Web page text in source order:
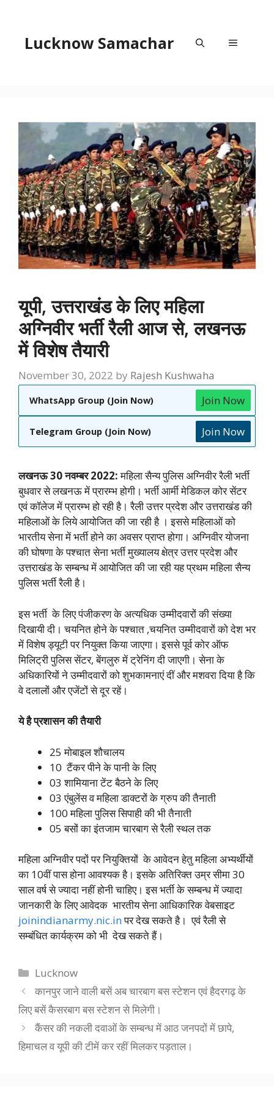
contentLucknow Samachar Menu
यूपी, उत्तराखंड के लिए महिला
अग्निवीर भर्ती रैली आज से, लखनऊ
में विशेष तैयारी
November 30, 2022 by Rajesh Kushwaha
WhatsApp Group (Join Now) Join Now
Telegram Group (Join Now) Join Now
लखनऊ 30 नवम्बर 2022:महिला सैन्य पुलिस अग्निवीर रैली भर्ती
बुधवार से लखनऊ में प्रारम्भ होगी। भर्ती आर्मी मेडिकल कोर सेंटर
एवं कॉलेज में प्रारम्भ होरही है। रैली उत्तर प्रदेश और उत्तराखंड की
महिलाओं के लिये आयोजित की जा रही है । इससे महिलाओं को
भारतीय सेना में भर्ती होने का अवसरप्राप्त होगा। अग्निवीर योजना
की घोषणा के पश्चात सेना भर्ती मुख्यालय क्षेत्र उत्तर प्रदेश और
उत्तराखंड के सम्बन्ध में आयोजित कीजा रही यह प्रथम महिला सैन्य
पुलिस भर्ती रैली है।
इस भर्ती के लिए पंजीकरण के अत्यधिक उम्मीदवारों की संख्या
दिखायी दी। चयनित होने के पश्चात ,चयनित उम्मीदवारों को देश भर
में विशेष ड्यूटी परनियुक्त किया जाएगा। इससे पूर्व कोर ऑफ
मिलिट्री पुलिस सेंटर, बेंगलुरु में ट्रेनिंग दी जाएगी। सेना के
अधिकारियों नेउम्मीदवारों को शुभकामनाएं दीं और मशवरा दिया है कि
वे दलालों और एजेंटों से दूर रहें।
ये है प्रशासन की तैयारी
25 मोबाइल शौचालय
10 टैंकर पीने के पानी के लिए
03 शामियाना टेंट बैठने के लिए
03 एंबुलेंस व महिला डाक्टरों के ग्रुप की तैनाती
100 महिला पुलिस सिपाही की भी तैनाती
05 बसों का इंतजाम चारबाग से रैली स्थल तक
महिला अग्निवीर पदों पर नियुक्तियों के आवेदन हेतु महिला अभ्यर्थीयों
का 10वीं पास होना आवश्यक है।इसके अतिरिक्त उम्र सीमा 30
साल वर्ष से ज्यादा नहीं होनी चाहिए। इस भर्ती के सम्बन्ध में ज्यादा
जानकारी के लिए आवेदक भारतीय सेनाआधिकारिक वेबसाइट
joinindianarmy.nic.inपर देख सकते है। एवं रैली से
सम्बंधित कार्यक्रम को भी देख सकते हैं।
Categories
Lucknow
कानपुर जाने वाली बसें अब चारबाग बस स्टेशन एवं हैदरगढ़ के
लिए बसें कैसरबाग बस स्टेशन से मिलेगी।
कैंसर की नकली दवाओं के सम्बन्ध में आठ जनपदों में छापे,
हिमाचल व यूपी की टीमें कर रहीं मिलकर पड़ताल।